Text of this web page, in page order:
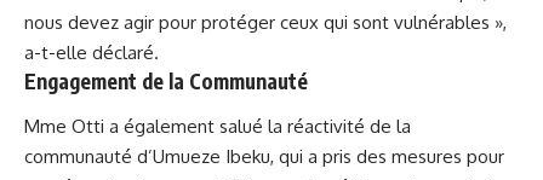
nous devez agir pour protéger ceux qui sont vulnérables »,
a-t-elle déclaré.
Engagement de la Communauté
Mme Otti a également salué la réactivité de la
communauté d’Umueze Ibeku, qui a pris des mesures pour